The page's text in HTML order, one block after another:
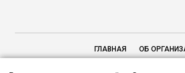
ГЛАВНАЯ ОБ